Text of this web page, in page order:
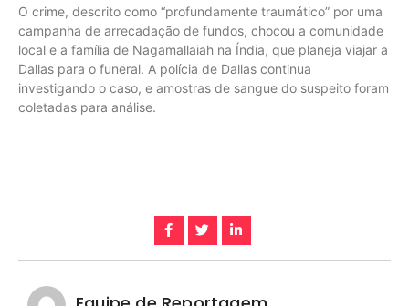
O crime, descrito como “profundamente traumático” por uma
campanha de arrecadação de fundos, chocou a comunidade
local e a família de Nagamallaiah na Índia, que planeja viajar a
Dallas para o funeral. A polícia de Dallas continua
investigando o caso, e amostras de sangue do suspeito foram
coletadas para análise.